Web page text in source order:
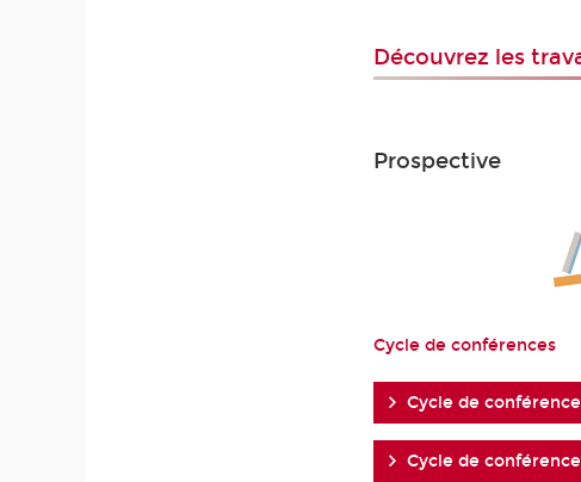
Découvrez les
Prospective
Cycle de conférences
Cycle de
Cycle de